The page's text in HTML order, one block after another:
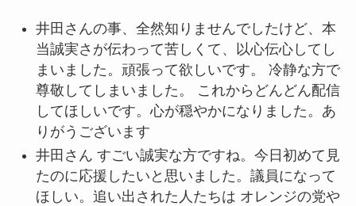
井田さんの事、全然知りませんでしたけど、本
当誠実さが伝わって苦しくて、以心伝心してし
まいました。頑張って欲しいです。 冷静な方で
尊敬してしまいました。 これからどんどん配信
してほしいです。心が穏やかになりました。あ
りがうございます
井田さん すごい誠実な方ですね。今日初めて見
たのに応援したいと思いました。議員になって
ほしい。追い出された人たちは オレンジの党や